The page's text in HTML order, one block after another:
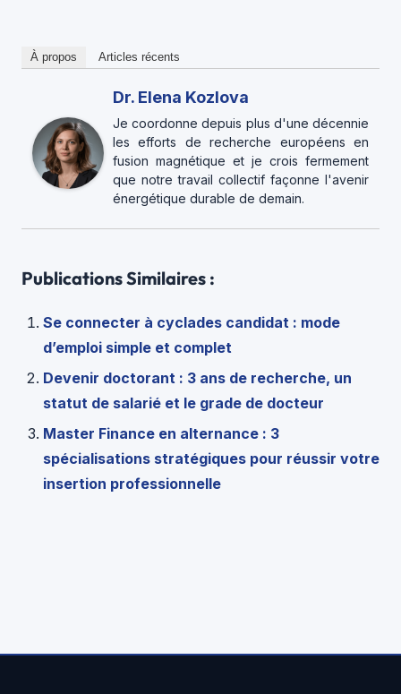
À propos Articles récents
Dr. Elena Kozlova
Je coordonne depuis plus d'une décennie
les efforts de recherche européens en
fusion magnétique et je crois fermement
que notre travail collectif façonne l'avenir
énergétique durable de demain.
Publications Similaires :
Se connecter à cyclades candidat : mode
d’emploi simple et complet
Devenir doctorant : 3 ans de recherche, un
statut de salarié et le grade de docteur
Master Finance en alternance : 3
spécialisations stratégiques pour réussir votre
insertion professionnelle